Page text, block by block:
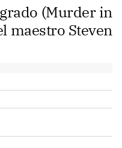
(Murder in
maestro Steven